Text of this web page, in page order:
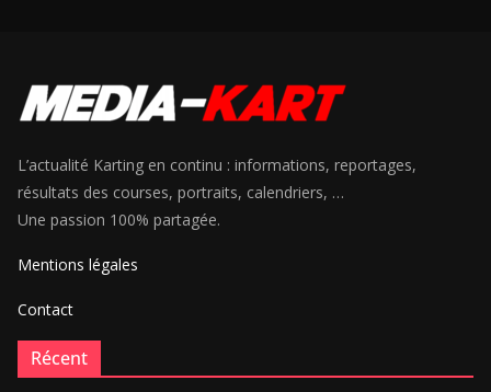
L’actualité Karting en continu : informations, reportages,
résultats des courses, portraits, calendriers, …
Une passion 100% partagée.
Mentions légales
Contact
Récent